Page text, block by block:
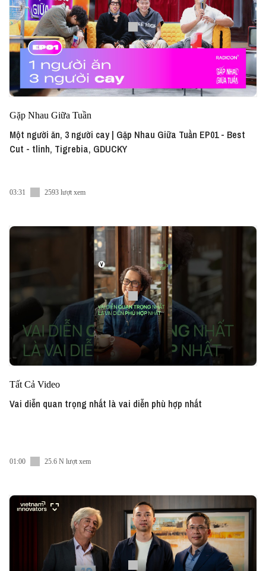
Gặp Nhau Giữa Tuần
Một người ăn, 3 người cay | Gặp Nhau Giữa Tuần EP01 - Best
Cut - tlinh, Tigrebia, GDUCKY
03:31 2593 lượt xem
Tất Cả Video
Vai diễn quan trọng nhất là vai diễn phù hợp nhất
01:00 25.6 N lượt xem